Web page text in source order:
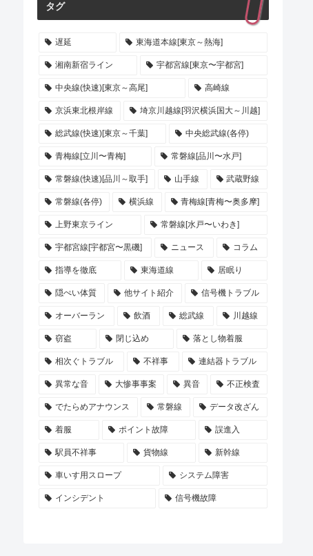
タグ
遅延 東海道本線[東京～熱海]
湘南新宿ライン 宇都宮線[東京〜宇都宮]
中央線(快速)[東京～高尾] 高崎線
京浜東北根岸線 埼京川越線[羽沢横浜国大～川越]
総武線(快速)[東京～千葉] 中央総武線(各停)
青梅線[立川〜青梅] 常磐線[品川〜水戸]
常磐線(快速)[品川～取手] 山手線 武蔵野線
常磐線(各停) 横浜線 青梅線[青梅〜奥多摩]
上野東京ライン 常磐線[水戸〜いわき]
宇都宮線[宇都宮〜黒磯] ニュース コラム
指導を徹底 東海道線 居眠り
隠ぺい体質 他サイト紹介 信号機トラブル
オーバーラン 飲酒 総武線 川越線
窃盗 閉じ込め 落とし物着服
相次ぐトラブル 不祥事 連結器トラブル
異常な音 大惨事事案 異音 不正検査
でたらめアナウンス 常磐線 データ改ざん
着服 ポイント故障 誤進入
駅員不祥事 貨物線 新幹線
車いす用スロープ システム障害
インシデント 信号機故障